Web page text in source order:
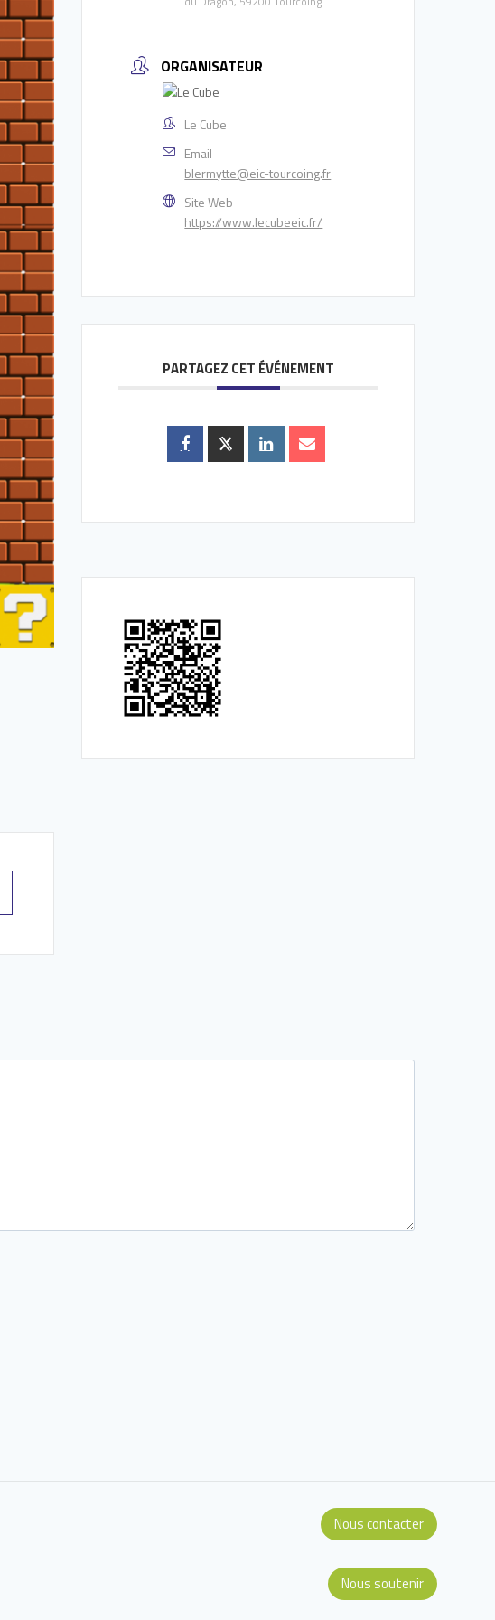
ORGANISATEUR
Le Cube
Email
blermytte@eic-tourcoing.fr
Site Web
https://www.lecubeeic.fr/
PARTAGEZ CET ÉVÉNEMENT
Nous contacter
Nous soutenir